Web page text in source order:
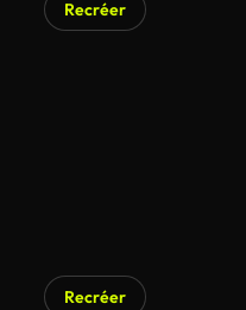
Recréer
Recréer